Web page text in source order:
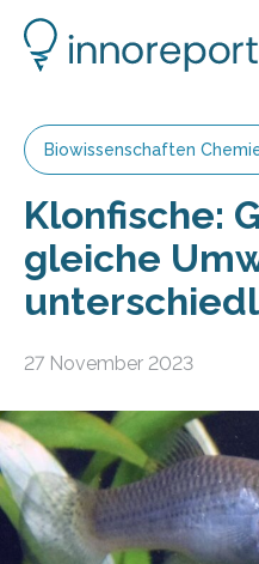
Biowissenschaften
Klonfische:
gleiche
27 November 2023